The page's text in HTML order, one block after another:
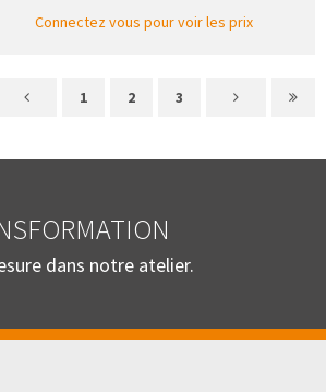
Connectez vous pour voir les prix
1 2 3
dans notre atelier.